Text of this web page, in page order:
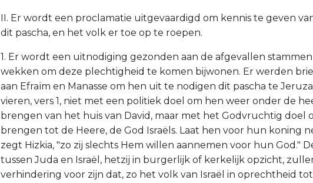
II. Er wordt een proclamatie uitgevaardigd om kennis te geven
dit pascha, en het volk er toe op te roepen.
1. Er wordt een uitnodiging gezonden aan de afgevallen
wekken om deze plechtigheid te komen bijwonen. Er werden
aan Efraïm en Manasse om hen uit te nodigen dit pascha te
vieren, vers 1, niet met een politiek doel om hen weer onder de
brengen van het huis van David, maar met het Godvruchtig doel
brengen tot de Heere, de God Israëls. Laat hen voor hun koning
zegt Hizkia, "zo zij slechts Hem willen aannemen voor hun God."
tussen Juda en Israël, hetzij in burgerlijk of kerkelijk opzicht,
verhindering voor zijn dat, zo het volk van Israël in oprechtheid